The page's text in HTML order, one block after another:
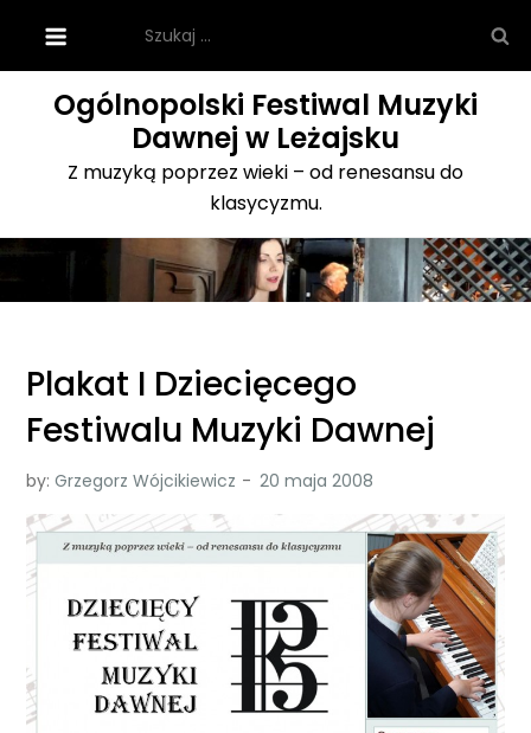
content
Ogólnopolski Festiwal Muzyki
Dawnej w Leżajsku
Z muzyką poprzez wieki – od renesansu do
klasycyzmu.
Plakat I Dziecięcego
Festiwalu Muzyki Dawnej
by:Grzegorz Wójcikiewicz